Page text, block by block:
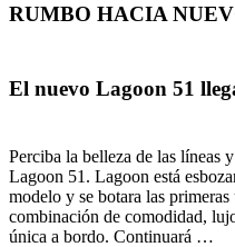
RUMBO HACIA
El nuevo Lagoon 51
Perciba la belleza de las líneas
Lagoon 51. Lagoon está
modelo y se botara las
combinación de comodidad,
única a bordo. Continuará …